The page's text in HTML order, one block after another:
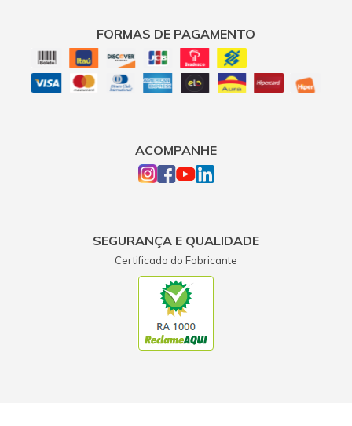
FORMAS DE PAGAMENTO
ACOMPANHE
SEGURANÇA E QUALIDADE
Certificado do Fabricante